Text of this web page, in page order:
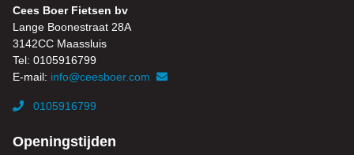
Cees Boer Fietsen bv
Lange Boonestraat 28A
3142CC Maassluis
Tel: 0105916799
E-mail: info@ceesboer.com
0105916799
Openingstijden